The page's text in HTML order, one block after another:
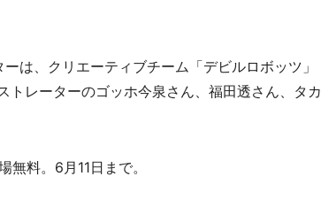
は、クリエーティブチーム「デビルロボッツ」
レーターのゴッホ今泉さん、福田透さん、タカ
料。6月11日まで。